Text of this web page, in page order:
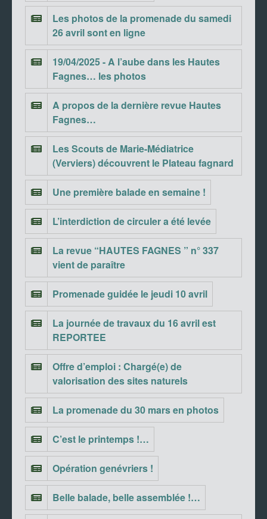
Les photos de la promenade du samedi
26 avril sont en ligne
19/04/2025 - A l’aube dans les Hautes
Fagnes… les photos
A propos de la dernière revue Hautes
Fagnes…
Les Scouts de Marie-Médiatrice
(Verviers) découvrent le Plateau fagnard
Une première balade en semaine !
L’interdiction de circuler a été levée
La revue “HAUTES FAGNES ” n° 337
vient de paraître
Promenade guidée le jeudi 10 avril
La journée de travaux du 16 avril est
REPORTEE
Offre d’emploi : Chargé(e) de
valorisation des sites naturels
La promenade du 30 mars en photos
C’est le printemps !…
Opération genévriers !
Belle balade, belle assemblée !…